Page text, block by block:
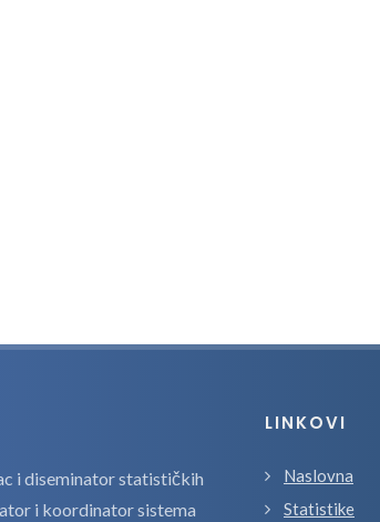
i diseminator statističkih
i koordinator sistema
LINKOVI
Naslovna
Statistike